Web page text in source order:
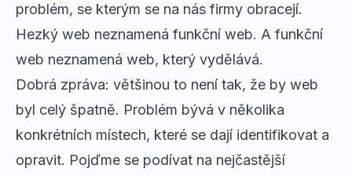
problém, se kterým se na nás firmy obracejí.
Hezký web neznamená funkční web. A funkční
web neznamená web, který vydělává.
Dobrá zpráva: většinou to není tak, že by web
byl celý špatně. Problém bývá v několika
konkrétních místech, které se dají identifikovat a
opravit. Pojďme se podívat na nejčastější